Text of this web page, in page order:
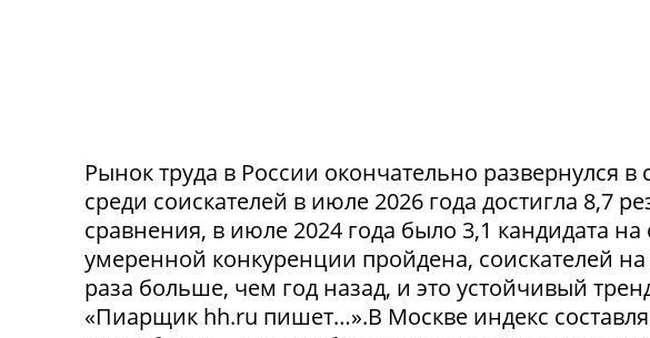
Рынок труда в России окончательно развернулся
среди соискателей в июле 2026 года достигла 8,7
сравнения, в июле 2024 года было 3,1 кандидата
умеренной конкуренции пройдена, соискателей
раза больше, чем год назад, и это устойчивый
«Пиарщик hh.ru пишет…».В Москве индекс